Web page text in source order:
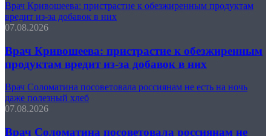
Врач Кривошеева: пристрастие к обезжиренным продуктам
вредит из-за добавок в них
07.08.2026
Врач Кривошеева: пристрастие к обезжиренным
продуктам вредит из-за добавок в них
Врач Соломатина посоветовала россиянам не есть на ночь
даже полезный хлеб
07.08.2026
Врач Соломатина посоветовала россиянам не